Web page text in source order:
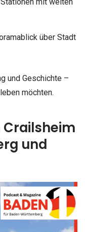
über Stadt
und Geschichte –
möchten.
und